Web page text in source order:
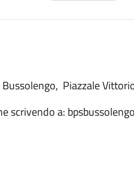
Piazzale
scrivendo a: